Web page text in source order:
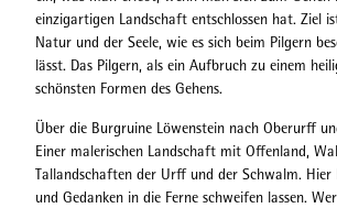
einzigartigen Landschaft entschlossen hat. Ziel
Natur und der Seele, wie es sich beim Pilgern
lässt. Das Pilgern, als ein Aufbruch zu einem
schönsten Formen des Gehens.
Über die Burgruine Löwenstein nach Oberurff
Einer malerischen Landschaft mit Offenland,
Tallandschaften der Urff und der Schwalm. Hier
und Gedanken in die Ferne schweifen lassen.